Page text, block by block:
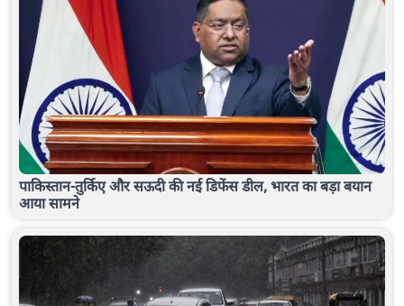
पाकिस्तान-तुर्किए और सऊदी की नई डिफेंस डील, भारत का बड़ा बयान
आया सामने